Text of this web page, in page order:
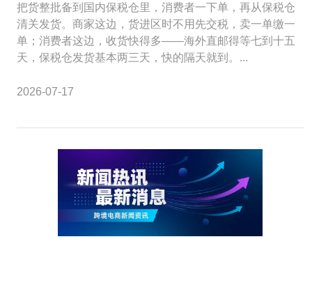
把货整批备到国内保税仓里，消费者一下单，再从保税仓
清关发货。商家这边，货进区时不用先交税，卖一单缴一
单；消费者这边，收货快得多——海外直邮得等七到十五
天，保税仓发货基本两三天，快的隔天就到。...
2026-07-17